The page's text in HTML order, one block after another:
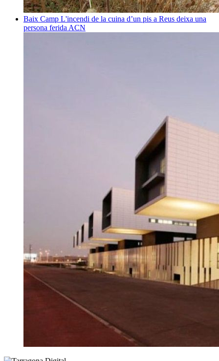
Baix Camp L'incendi de la cuina d’un pis a Reus deixa una
persona ferida ACN